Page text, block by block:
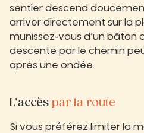
sentier descend
arriver directement sur la
munissez-vous d’un bâton
descente par le chemin
après une ondée.
L’accès par la route
Si vous préférez limiter la